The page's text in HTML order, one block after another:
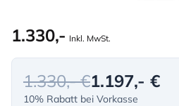
1.330,- Inkl. MwSt.
1.330,- €1.197,- €
10% Rabatt bei Vorkasse